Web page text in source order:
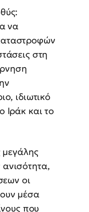
να
στη
ιδιωτικό
Ιράκ και το
μεγάλης
οι
μέσα
που